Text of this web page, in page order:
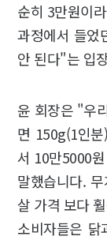
순히 3만원이
과정에서 들었
안 된다"는 입
윤 회장은 "우
면 150g(1인
서 10만5000
말했습니다.
살 가격 보다
소비자들은